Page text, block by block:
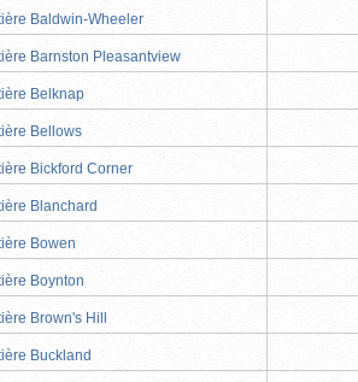
Baldwin-Wheeler
Barnston Pleasantview
Belknap
Bellows
Bickford Corner
Blanchard
Bowen
Boynton
Brown's Hill
Buckland